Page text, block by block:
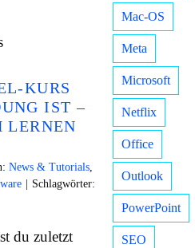
KURS
IST –
LERNEN
News & Tutorials,
Schlagwörter:
du zuletzt
Mac-OS
Meta
Microsoft
Netflix
Office
Outlook
PowerPoint
SEO